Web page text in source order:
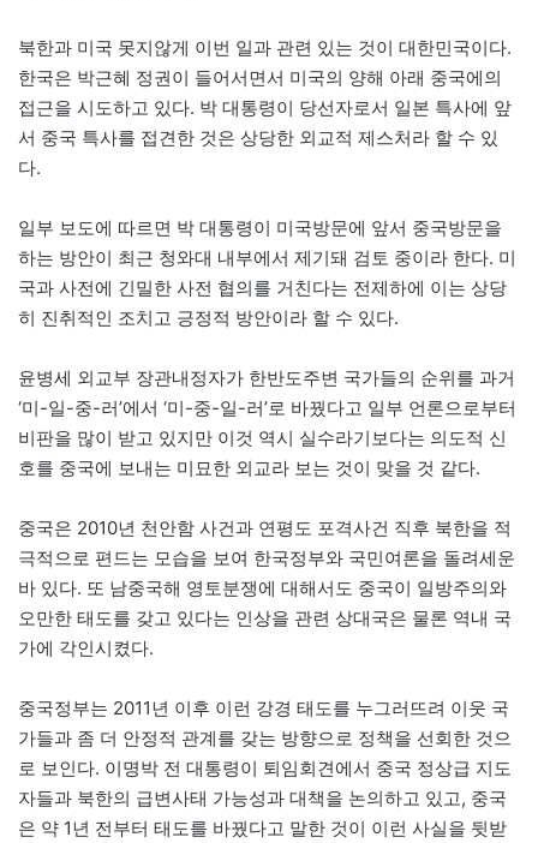
북한과 미국 못지않게 이번 일과 관련 있는 것이 대한민국이다.
한국은 박근혜 정권이 들어서면서 미국의 양해 아래 중국에의
접근을 시도하고 있다. 박 대통령이 당선자로서 일본 특사에 앞
서 중국 특사를 접견한 것은 상당한 외교적 제스처라 할 수 있
다.
일부 보도에 따르면 박 대통령이 미국방문에 앞서 중국방문을
하는 방안이 최근 청와대 내부에서 제기돼 검토 중이라 한다. 미
국과 사전에 긴밀한 사전 협의를 거친다는 전제하에 이는 상당
히 진취적인 조치고 긍정적 방안이라 할 수 있다.
윤병세 외교부 장관내정자가 한반도주변 국가들의 순위를 과거
‘미-일-중-러’에서 ‘미-중-일-러’로 바꿨다고 일부 언론으로부터
비판을 많이 받고 있지만 이것 역시 실수라기보다는 의도적 신
호를 중국에 보내는 미묘한 외교라 보는 것이 맞을 것 같다.
중국은 2010년 천안함 사건과 연평도 포격사건 직후 북한을 적
극적으로 편드는 모습을 보여 한국정부와 국민여론을 돌려세운
바 있다. 또 남중국해 영토분쟁에 대해서도 중국이 일방주의와
오만한 태도를 갖고 있다는 인상을 관련 상대국은 물론 역내 국
가에 각인시켰다.
중국정부는 2011년 이후 이런 강경 태도를 누그러뜨려 이웃 국
가들과 좀 더 안정적 관계를 갖는 방향으로 정책을 선회한 것으
로 보인다. 이명박 전 대통령이 퇴임회견에서 중국 정상급 지도
자들과 북한의 급변사태 가능성과 대책을 논의하고 있고, 중국
은 약 1년 전부터 태도를 바꿨다고 말한 것이 이런 사실을 뒷받